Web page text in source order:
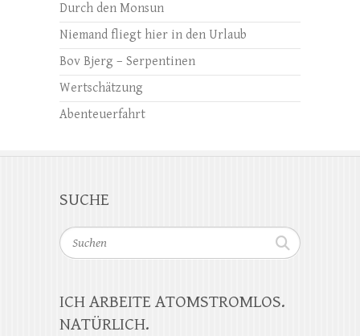
Durch den Monsun
Niemand fliegt hier in den Urlaub
Bov Bjerg – Serpentinen
Wertschätzung
Abenteuerfahrt
SUCHE
Suchen
ICH ARBEITE ATOMSTROMLOS.
NATÜRLICH.